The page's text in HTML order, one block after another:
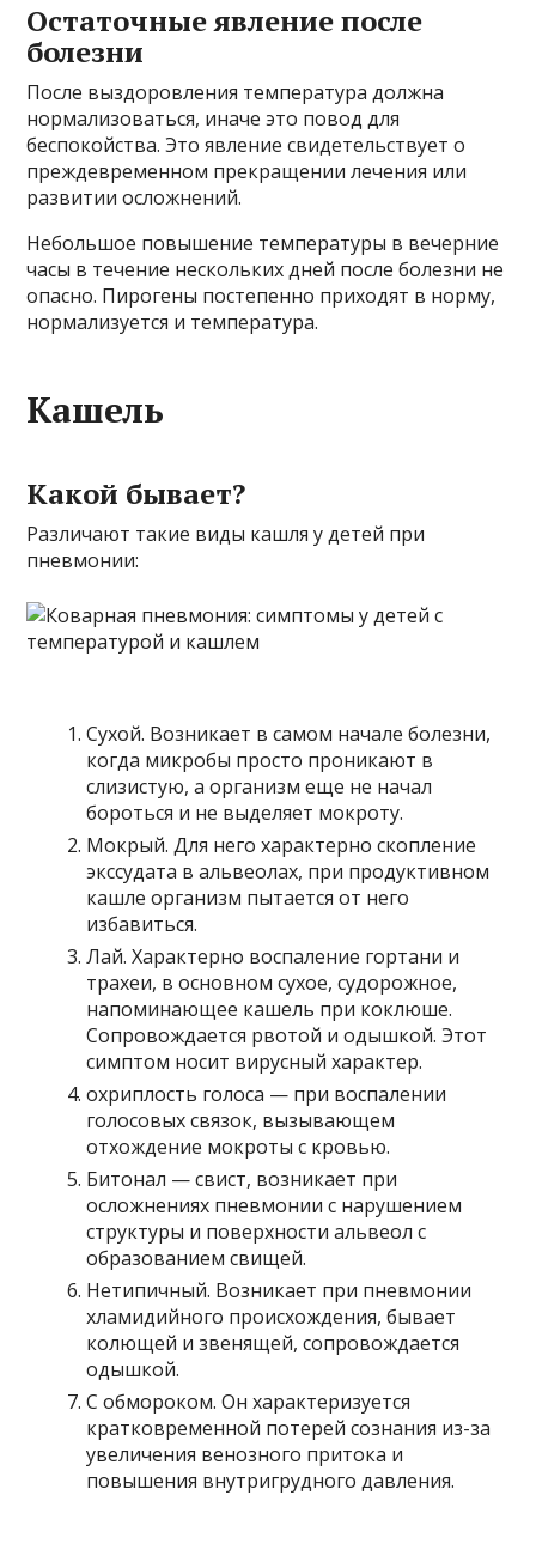
Остаточные явление после
болезни
После выздоровления температура должна
нормализоваться, иначе это повод для
беспокойства. Это явление свидетельствует о
преждевременном прекращении лечения или
развитии осложнений.
Небольшое повышение температуры в вечерние
часы в течение нескольких дней после болезни не
опасно. Пирогены постепенно приходят в норму,
нормализуется и температура.
Кашель
Какой бывает?
Различают такие виды кашля у детей при
пневмонии:
Сухой. Возникает в самом начале болезни,
когда микробы просто проникают в
слизистую, а организм еще не начал
бороться и не выделяет мокроту.
Мокрый. Для него характерно скопление
экссудата в альвеолах, при продуктивном
кашле организм пытается от него
избавиться.
Лай. Характерно воспаление гортани и
трахеи, в основном сухое, судорожное,
напоминающее кашель при коклюше.
Сопровождается рвотой и одышкой. Этот
симптом носит вирусный характер.
охриплость голоса — при воспалении
голосовых связок, вызывающем
отхождение мокроты с кровью.
Битонал — свист, возникает при
осложнениях пневмонии с нарушением
структуры и поверхности альвеол с
образованием свищей.
Нетипичный. Возникает при пневмонии
хламидийного происхождения, бывает
колющей и звенящей, сопровождается
одышкой.
С обмороком. Он характеризуется
кратковременной потерей сознания из-за
увеличения венозного притока и
повышения внутригрудного давления.